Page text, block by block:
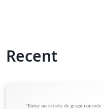
Recent